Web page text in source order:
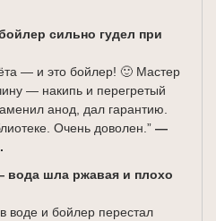
сильно гудел при
— и это бойлер! 🙂 Мастер
— накипь и перегретый
анод, дал гарантию.
Очень доволен.” —
вода шла ржавая и плохо
воде и бойлер перестал